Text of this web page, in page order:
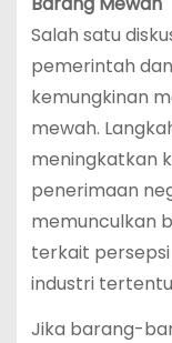
Salah satu
pemerintah
kemungkinan
mewah.
meningkatkan
penerimaan
memunculkan
terkait
industri
Jika barang-